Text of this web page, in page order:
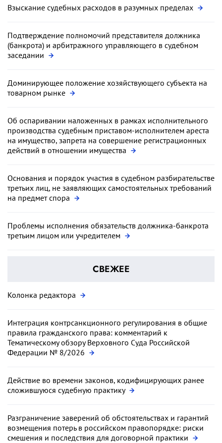
Взыскание судебных расходов в разумных пределах
Подтверждение полномочий представителя должника
(банкрота) и арбитражного управляющего в судебном
заседании
Доминирующее положение хозяйствующего субъекта на
товарном рынке
Об оспаривании наложенных в рамках исполнительного
производства судебным приставом-исполнителем ареста
на имущество, запрета на совершение регистрационных
действий в отношении имущества
Основания и порядок участия в судебном разбирательстве
третьих лиц, не заявляющих самостоятельных требований
на предмет спора
Проблемы исполнения обязательств должника-банкрота
третьим лицом или учредителем
СВЕЖЕЕ
Колонка редактора
Интеграция контрсанкционного регулирования в общие
правила гражданского права: комментарий к
Тематическому обзору Верховного Суда Российской
Федерации № 8/2026
Действие во времени законов, кодифицирующих ранее
сложившуюся судебную практику
Разграничение заверений об обстоятельствах и гарантий
возмещения потерь в российском правопорядке: риски
смешения и последствия для договорной практики